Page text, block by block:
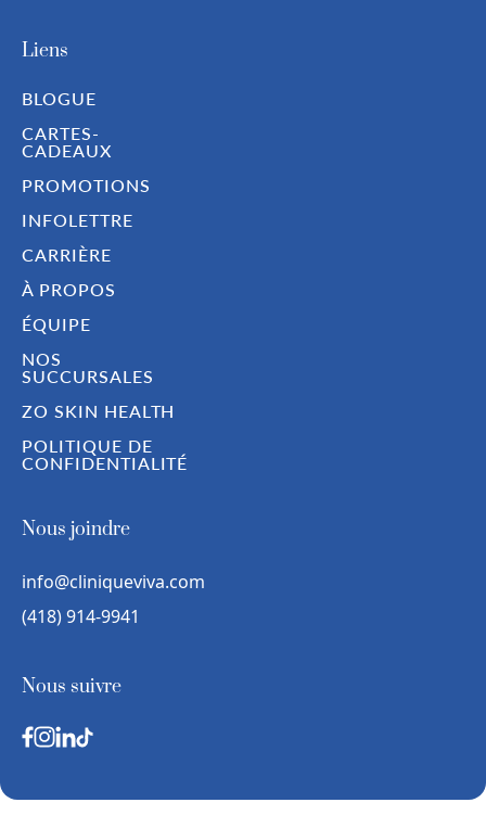
Liens
BLOGUE
CARTES-
CADEAUX
PROMOTIONS
INFOLETTRE
CARRIÈRE
À PROPOS
ÉQUIPE
NOS
SUCCURSALES
ZO SKIN HEALTH
POLITIQUE DE
CONFIDENTIALITÉ
Nous joindre
info@cliniqueviva.com
(418) 914-9941
Nous suivre